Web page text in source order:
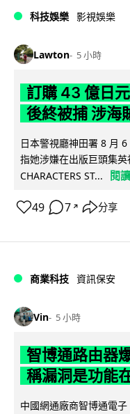
科技娛樂 影視娛樂
Lawton 5 小時
訂購 43 億日
後終被捕 涉海
日本警視廳神田署 8 月
指她涉嫌在出版巨頭集
CHARACTERS ST...
閱
49 7 ↗ 分享
商業科技 資訊保安
Vin 5 小時
智博通路由器
稱漏洞是功能
中國網通廠商智博通電